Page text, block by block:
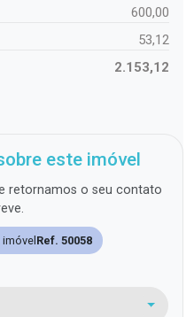
600,00
53,12
2.153,12
este imóvel
retornamos o seu contato
Ref. 50058